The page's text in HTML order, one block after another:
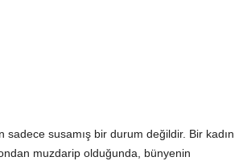
sadece susamış bir durum değildir. Bir kadın
muzdarip olduğunda, bünyenin